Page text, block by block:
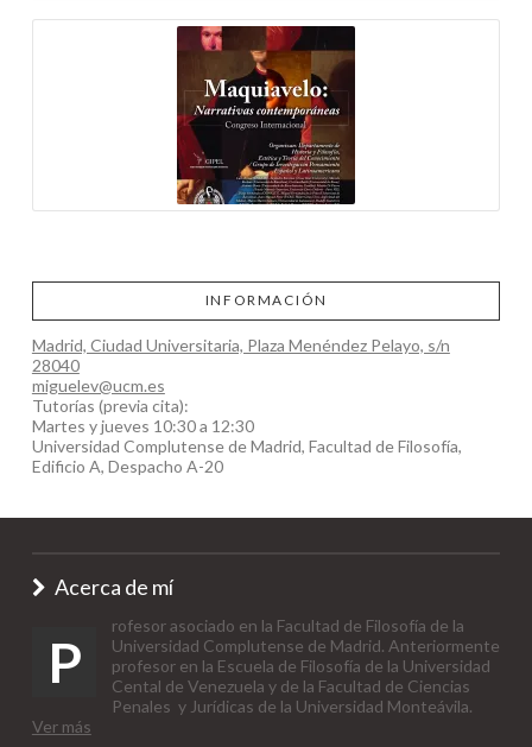
INFORMACIÓN
Madrid, Ciudad Universitaria, Plaza Menéndez Pelayo, s/n
28040
miguelev@ucm.es
Tutorías (previa cita):
Martes y jueves 10:30 a 12:30
Universidad Complutense de Madrid, Facultad de Filosofía,
Edificio A, Despacho A-20
Acerca de mí
P
rofesor asociado en la Facultad de Filosofía de la
Universidad Complutense de Madrid. Anteriormente
profesor en la Escuela de Filosofía de la Universidad
Cental de Venezuela y de la Facultad de Ciencias
Penales y Jurídicas de la Universidad Monteávila.
Ver más